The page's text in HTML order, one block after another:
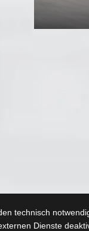
technisch
Dienste